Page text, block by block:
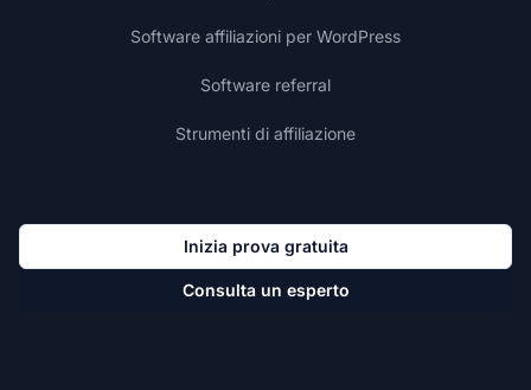
Software affiliazioni per WordPress
Software referral
Strumenti di affiliazione
Inizia prova gratuita
Consulta un esperto